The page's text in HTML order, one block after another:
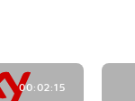
00:02:15